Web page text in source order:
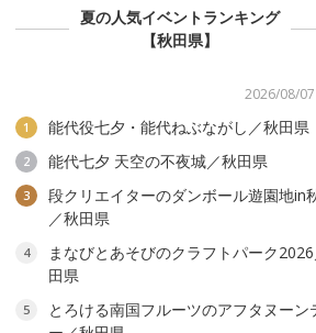
夏の人気イベントランキング
【秋田県】
2026/08/
1 能代役七夕・能代ねぶながし／秋田県
2 能代七夕 天空の不夜城／秋田県
3
段クリエイターのダンボール遊園地in
／秋田県
4
まなびとあそびのクラフトパーク
田県
5
とろける南国フルーツのアフタヌーン